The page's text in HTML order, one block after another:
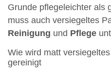
Grunde pflegeleichter als
muss auch versiegeltes
Reinigung und Pflege
Wie wird matt
gereinigt